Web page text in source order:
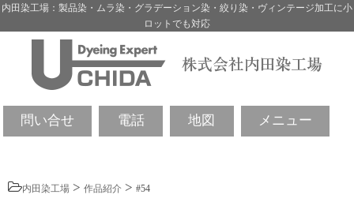
内田染工場：製品染・ムラ染・グラデーション染・絞り染・ヴィンテージ加工に小
ロットでも対応
問い合せ 電話 地図 メニュー
内田染工場 > 作品紹介 > #54